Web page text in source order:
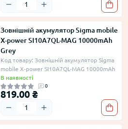
Зовнішній акумулятор Sigma mobile
X-power SI10A7QL-MAG 10000mAh
Grey
Код товару: Зовнішній акумулятор Sigma
mobile X-power SI10A7QL-MAG 10000mAh
В наявності
0
819.00 ₴